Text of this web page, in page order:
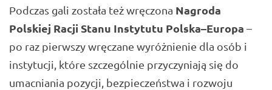
Podczas gali została też wręczona Nagroda
Polskiej Racji Stanu Instytutu Polska–Europa –
po raz pierwszy wręczane wyróżnienie dla osób i
instytucji, które szczególnie przyczyniają się do
umacniania pozycji, bezpieczeństwa i rozwoju